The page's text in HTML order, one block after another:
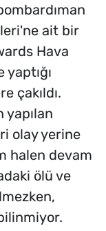
ait bir
Hava
çakıldı.
yapılan
olay yerine
halen devam
ölü ve